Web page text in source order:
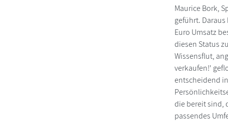
Maurice Bork,
geführt.
Euro Umsatz
diesen Status
Wissensflut,
verkaufen!'
entscheidend
die bereit sind,
passendes